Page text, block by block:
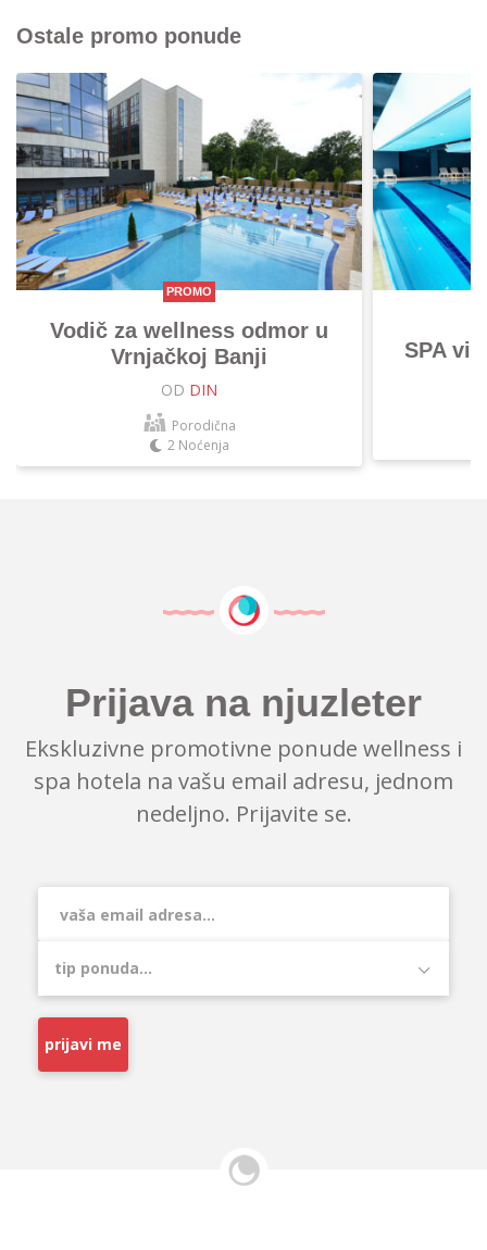
Ostale promo ponude
PROMO
Vodič za wellness odmor u
Vrnjačkoj Banji
OD DIN
Porodična
2 Noćenja
SPA
Prijava na njuzleter
Ekskluzivne promotivne ponude wellness i
spa hotela na vašu email adresu, jednom
nedeljno. Prijavite se.
prijavi me